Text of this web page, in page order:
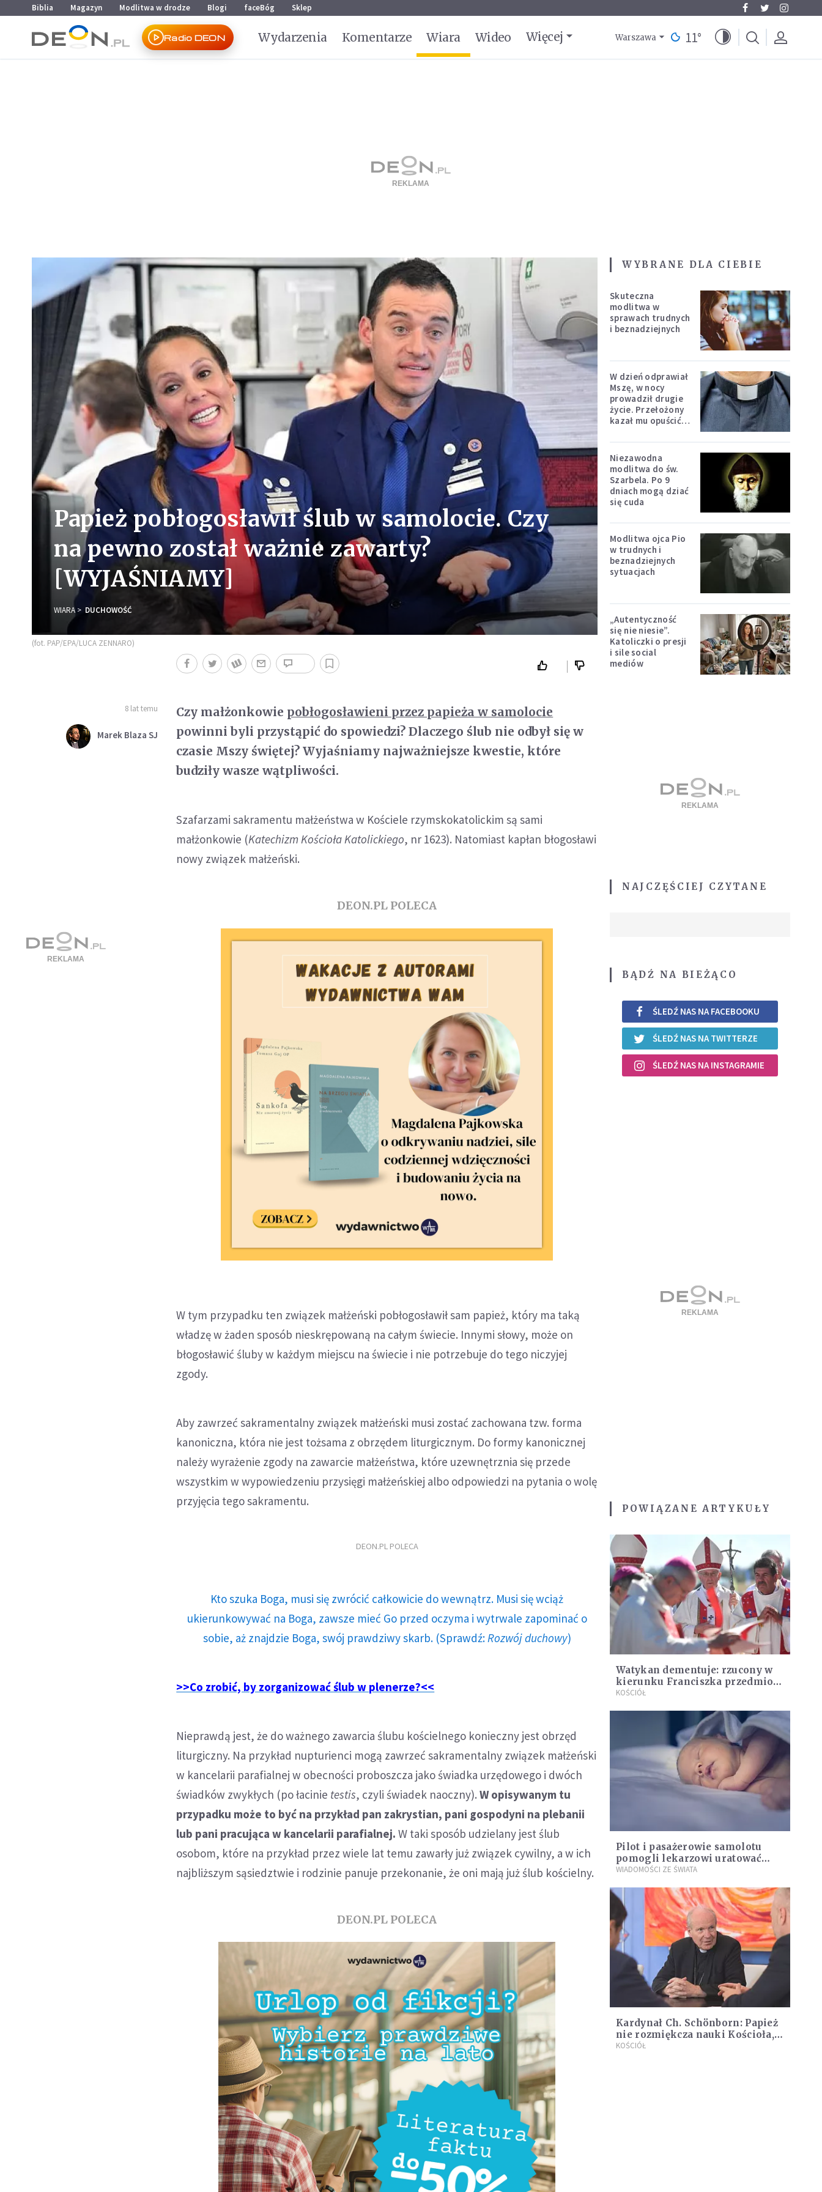
Przejdź do menu głównego
Przejdź do treści
Biblia Magazyn Modlitwa w drodze Blogi faceBóg Sklep
Radio DEON Wydarzenia Komentarze Wiara Wideo Więcej Warszawa 11°
Papież pobłogosławił ślub w samolocie. Czy
na pewno został ważnie zawarty?
[WYJAŚNIAMY]
WIARA DUCHOWOŚĆ
(fot. PAP/EPA/LUCA ZENNARO)
8 lat temu
Marek Blaza SJ
Czy małżonkowie pobłogosławieni przez papieża w samolocie
powinni byli przystąpić do spowiedzi? Dlaczego ślub nie odbył się w
czasie Mszy świętej? Wyjaśniamy najważniejsze kwestie, które
budziły wasze wątpliwości.
Szafarzami sakramentu małżeństwa w Kościele rzymskokatolickim są sami
małżonkowie (Katechizm Kościoła Katolickiego, nr 1623). Natomiast kapłan błogosławi
nowy związek małżeński.
DEON.PL POLECA
W tym przypadku ten związek małżeński pobłogosławił sam papież, który ma taką
władzę w żaden sposób nieskrępowaną na całym świecie. Innymi słowy, może on
błogosławić śluby w każdym miejscu na świecie i nie potrzebuje do tego niczyjej
zgody.
Aby zawrzeć sakramentalny związek małżeński musi zostać zachowana tzw. forma
kanoniczna, która nie jest tożsama z obrzędem liturgicznym. Do formy kanonicznej
należy wyrażenie zgody na zawarcie małżeństwa, które uzewnętrznia się przede
wszystkim w wypowiedzeniu przysięgi małżeńskiej albo odpowiedzi na pytania o wolę
przyjęcia tego sakramentu.
DEON.PL POLECA
Kto szuka Boga, musi się zwrócić całkowicie do wewnątrz. Musi się wciąż
ukierunkowywać na Boga, zawsze mieć Go przed oczyma i wytrwale zapominać o
sobie, aż znajdzie Boga, swój prawdziwy skarb. (Sprawdź: Rozwój duchowy)
>>Co zrobić, by zorganizować ślub w plenerze?<<
Nieprawdą jest, że do ważnego zawarcia ślubu kościelnego konieczny jest obrzęd
liturgiczny. Na przykład nupturienci mogą zawrzeć sakramentalny związek małżeński
w kancelarii parafialnej w obecności proboszcza jako świadka urzędowego i dwóch
świadków zwykłych (po łacinie testis, czyli świadek naoczny).W opisywanym tu
przypadku może to być na przykład pan zakrystian, pani gospodyni na plebanii
lub pani pracująca w kancelarii parafialnej. W taki sposób udzielany jest ślub
osobom, które na przykład przez wiele lat temu zawarły już związek cywilny, a w ich
najbliższym sąsiedztwie i rodzinie panuje przekonanie, że oni mają już ślub kościelny.
DEON.PL POLECA
WYBRANE DLA CIEBIE
Skuteczna
modlitwa w
sprawach trudnych
i beznadziejnych
W dzień odprawiał
Mszę, w nocy
prowadził drugie
życie. Przełożony
kazał mu opuścić
Niezawodna
modlitwa do św.
Szarbela. Po 9
dniach mogą dziać
się cuda
Modlitwa ojca Pio
w trudnych i
beznadziejnych
sytuacjach
„Autentyczność
się nie niesie”.
Katoliczki o presji
i sile social
mediów
NAJCZĘŚCIEJ CZYTANE
BĄDŹ NA BIEŻĄCO
ŚLEDŹ NAS NA FACEBOOKU
ŚLEDŹ NAS NA TWITTERZE
ŚLEDŹ NAS NA INSTAGRAMIE
POWIĄZANE ARTYKUŁY
Watykan dementuje: rzucony w
kierunku Franciszka przedmiot
nie stanowił zagrożenia
KOŚCIÓŁ
Pilot i pasażerowie samolotu
pomogli lekarzowi uratować
noworodka
WIADOMOŚCI ZE ŚWIATA
Kardynał Ch. Schönborn: Papież
nie rozmiękcza nauki Kościoła,
to osamotniony wizjoner
KOŚCIÓŁ